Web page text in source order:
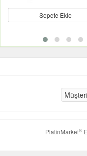
Sepete Ekle
PlatinMarket®